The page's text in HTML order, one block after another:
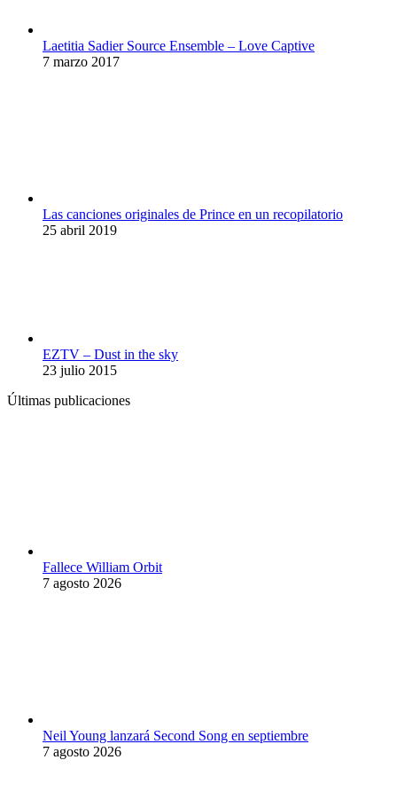
Laetitia Sadier Source Ensemble – Love Captive
7 marzo 2017
Las canciones originales de Prince en un recopilatorio
25 abril 2019
EZTV – Dust in the sky
23 julio 2015
Últimas publicaciones
Fallece William Orbit
7 agosto 2026
Neil Young lanzará Second Song en septiembre
7 agosto 2026